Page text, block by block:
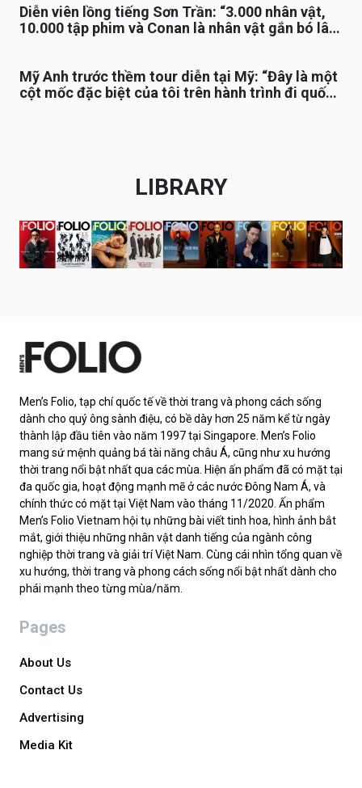
Diễn viên lồng tiếng Sơn Trần: “3.000 nhân vật,
10.000 tập phim và Conan là nhân vật gắn bó lâu
Mỹ Anh trước thềm tour diễn tại Mỹ: “Đây là một
cột mốc đặc biệt của tôi trên hành trình đi quốc
LIBRARY
Men’s Folio, tạp chí quốc tế về thời trang và phong cách sống
dành cho quý ông sành điệu, có bề dày hơn 25 năm kể từ ngày
thành lập đầu tiên vào năm 1997 tại Singapore. Men’s Folio
mang sứ mệnh quảng bá tài năng châu Á, cũng như xu hướng
thời trang nổi bật nhất qua các mùa. Hiện ấn phẩm đã có mặt tại
đa quốc gia, hoạt động mạnh mẽ ở các nước Đông Nam Á, và
chính thức có mặt tại Việt Nam vào tháng 11/2020. Ấn phẩm
Men’s Folio Vietnam hội tụ những bài viết tinh hoa, hình ảnh bắt
mắt, giới thiệu những nhân vật danh tiếng của ngành công
nghiệp thời trang và giải trí Việt Nam. Cùng cái nhìn tổng quan về
xu hướng, thời trang và phong cách sống nổi bật nhất dành cho
phái mạnh theo từng mùa/năm.
Pages
About Us
Contact Us
Advertising
Media Kit